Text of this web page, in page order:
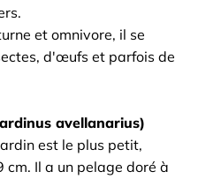
et omnivore, il se
d'œufs et parfois de
avellanarius)
est le plus petit,
cm. Il a un pelage doré à